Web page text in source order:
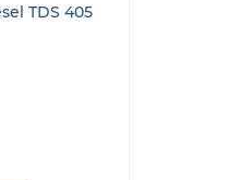
TDS 405